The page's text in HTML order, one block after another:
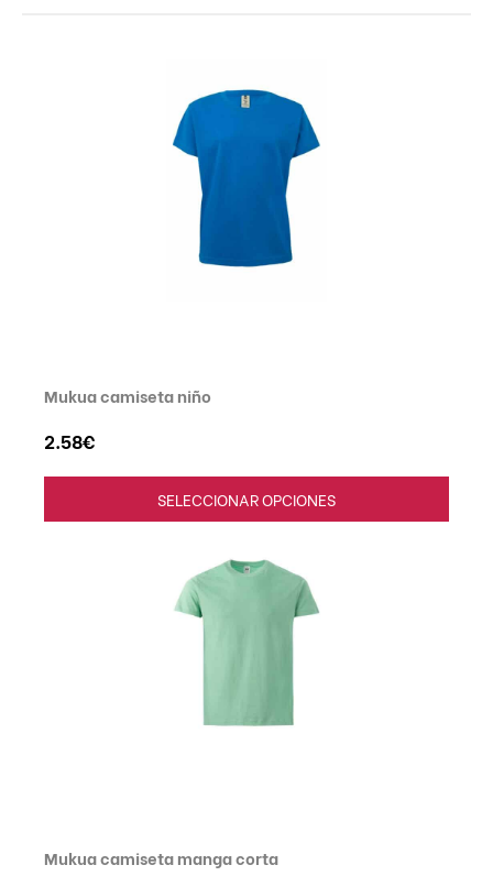
Mukua camiseta niño
2.58€
SELECCIONAR OPCIONES
Mukua camiseta manga corta